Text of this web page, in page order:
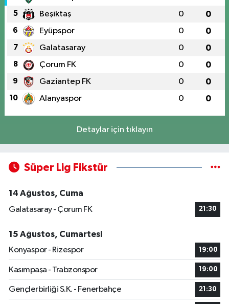
5 Beşiktaş 0 0
6 Eyüpspor 0 0
7 Galatasaray 0 0
8 Çorum FK 0 0
9 Gaziantep FK 0 0
10 Alanyaspor 0 0
Detaylar için tıklayın
Süper Lig Fikstür
14 Ağustos, Cuma
Galatasaray - Çorum FK
21:30
15 Ağustos, Cumartesi
Konyaspor - Rizespor
19:00
Kasımpaşa - Trabzonspor 19:00
Gençlerbirliği S.K. - Fenerbahçe 21:30